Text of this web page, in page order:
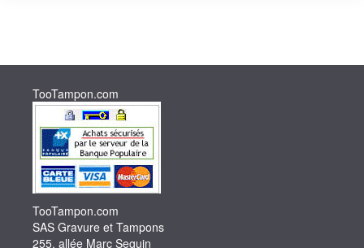
TooTampon.com
TooTampon.com
SAS Gravure et Tampons
255, allée Marc Seguin